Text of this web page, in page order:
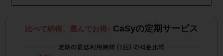
比べて納得、選んでお得♪ CaSyの定期サービス